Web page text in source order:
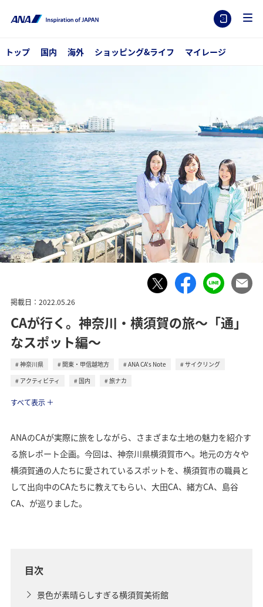
トップ 国内 海外 ショッピング&ライフ マイレージ
掲載日：2022.05.26
CAが行く。神奈川・横須賀の旅〜「通」
なスポット編〜
神奈川県 関東・甲信越地方 ANA CA's Note
サイクリング
アクティビティ
国内
旅ナカ
すべて表示
ANAのCAが実際に旅をしながら、さまざまな土地の魅力を紹介す
る旅レポート企画。今回は、神奈川県横須賀市へ。地元の方々や
横須賀通の人たちに愛されているスポットを、横須賀市の職員と
して出向中のCAたちに教えてもらい、大田CA、緒方CA、島谷
CA、が巡りました。
目次
景色が素晴らしすぎる横須賀美術館